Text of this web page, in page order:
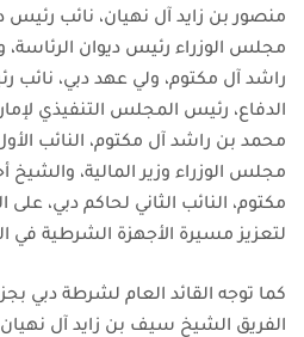
منصور بن زايد آل نهيان، نائب رئيس
مجلس الوزراء رئيس ديوان
راشد آل مكتوم، ولي عهد دبي، نائب
الدفاع، رئيس المجلس التنفيذي
محمد بن راشد آل مكتوم، النائب
مجلس الوزراء وزير المالية،
مكتوم، النائب الثاني لحاكم دبي،
لتعزيز مسيرة الأجهزة الشرطية في
كما توجه القائد العام لشرطة دبي
الفريق الشيخ سيف بن زايد آل